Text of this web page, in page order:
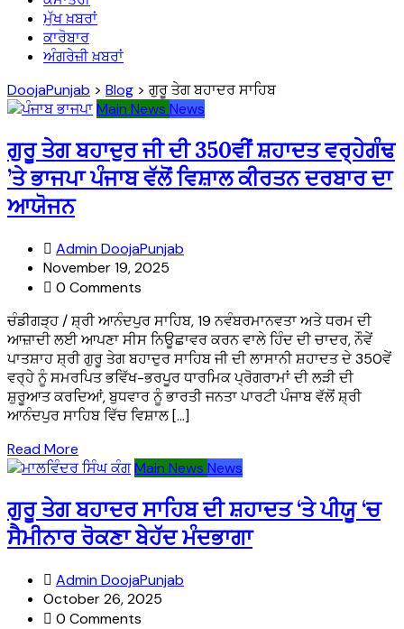
ਮੁੱਖ ਖ਼ਬਰਾਂ
ਕਾਰੋਬਾਰ
ਅੰਗਰੇਜ਼ੀ ਖ਼ਬਰਾਂ
DoojaPunjab > Blog > ਗੁਰੂ ਤੇਗ ਬਹਾਦਰ ਸਾਹਿਬ
Main News News
ਗੁਰੂ ਤੇਗ ਬਹਾਦੁਰ ਜੀ ਦੀ 350ਵੀਂ ਸ਼ਹਾਦਤ ਵਰ੍ਹੇਗੰਢ
’ਤੇ ਭਾਜਪਾ ਪੰਜਾਬ ਵੱਲੋਂ ਵਿਸ਼ਾਲ ਕੀਰਤਨ ਦਰਬਾਰ ਦਾ
ਆਯੋਜਨ
Admin DoojaPunjab
November 19, 2025
0 Comments
ਚੰਡੀਗੜ੍ਹ / ਸ਼੍ਰੀ ਆਨੰਦਪੁਰ ਸਾਹਿਬ, 19 ਨਵੰਬਰਮਾਨਵਤਾ ਅਤੇ ਧਰਮ ਦੀ
ਆਜ਼ਾਦੀ ਲਈ ਆਪਣਾ ਸੀਸ ਨਿਊਛਾਵਰ ਕਰਨ ਵਾਲੇ ਹਿੰਦ ਦੀ ਚਾਦਰ, ਨੌਵੇਂ
ਪਾਤਸ਼ਾਹ ਸ਼੍ਰੀ ਗੁਰੂ ਤੇਗ ਬਹਾਦੁਰ ਸਾਹਿਬ ਜੀ ਦੀ ਲਾਸਾਨੀ ਸ਼ਹਾਦਤ ਦੇ 350ਵੇਂ
ਵਰ੍ਹੇ ਨੂੰ ਸਮਰਪਿਤ ਭਵਿੱਖ-ਭਰਪੂਰ ਧਾਰਮਿਕ ਪ੍ਰੋਗਰਾਮਾਂ ਦੀ ਲੜੀ ਦੀ
ਸ਼ੁਰੂਆਤ ਕਰਦਿਆਂ, ਬੁਧਵਾਰ ਨੂੰ ਭਾਰਤੀ ਜਨਤਾ ਪਾਰਟੀ ਪੰਜਾਬ ਵੱਲੋਂ ਸ਼੍ਰੀ
ਆਨੰਦਪੁਰ ਸਾਹਿਬ ਵਿੱਚ ਵਿਸ਼ਾਲ […]
Read More
Main News News
ਗੁਰੂ ਤੇਗ ਬਹਾਦਰ ਸਾਹਿਬ ਦੀ ਸ਼ਹਾਦਤ ‘ਤੇ ਪੀਯੂ ‘ਚ
ਸੈਮੀਨਾਰ ਰੋਕਣਾ ਬੇਹੱਦ ਮੰਦਭਾਗਾ
Admin DoojaPunjab
October 26, 2025
0 Comments